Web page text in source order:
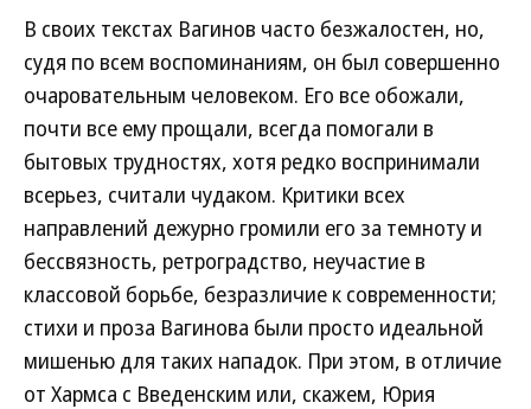
В своих текстах Вагинов часто безжалостен, но,
судя по всем воспоминаниям, он был совершенно
очаровательным человеком. Его все обожали,
почти все ему прощали, всегда помогали в
бытовых трудностях, хотя редко воспринимали
всерьез, считали чудаком. Критики всех
направлений дежурно громили его за темноту и
бессвязность, ретроградство, неучастие в
классовой борьбе, безразличие к современности;
стихи и проза Вагинова были просто идеальной
мишенью для таких нападок. При этом, в отличие
от Хармса с Введенским или, скажем, Юрия